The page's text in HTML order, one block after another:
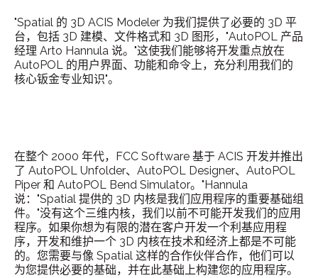
"Spatial 的 3D ACIS Modeler 为我们提供了必要的 3D 平
台，包括 3D 建模、文件格式和 3D 图形，"AutoPOL 产品
经理 Arto Hannula 说。"这使我们能够将开发重点放在
AutoPOL 的用户界面、功能和命令上，充分利用我们的
核心钣金专业知识"。
在整个 2000 年代，FCC Software 基于 ACIS 开发并推出
了 AutoPOL Unfolder、AutoPOL Designer、AutoPOL
Piper 和 AutoPOL Bend Simulator。"Hannula
说："Spatial 提供的 3D 内核是我们应用程序的重要基础组
件。"没有这个三维内核，我们以前不可能开发我们的应用
程序。如果你想为有限的潜在客户开发一个利基应用程
序，开发和维护一个 3D 内核在技术和经济上都是不可能
的。您需要与像 Spatial 这样的合作伙伴合作，他们可以
为您提供必要的基础，并在此基础上构建您的应用程序。